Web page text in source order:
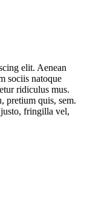
elit. Aenean
sociis natoque
ridiculus mus.
pretium quis, sem.
fringilla vel,